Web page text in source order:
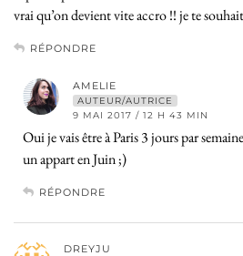
vrai qu’on devient vite accro !! je te
RÉPONDRE
AMELIE
AUTEUR/AUTRICE
9 MAI 2017 / 12 H 43 MIN
Oui je vais être à Paris 3 jours par
un appart en Juin ;)
RÉPONDRE
DREYJU